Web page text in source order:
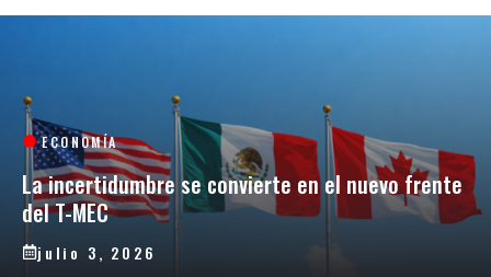
ECONOMÍA
La incertidumbre se convierte en el nuevo frente
del T-MEC
julio 3, 2026